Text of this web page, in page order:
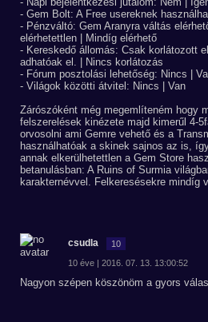
- Gem Bolt: A Free usereknek
- Pénzváltó: Gem Aranyra váltás
elérhetettlen | Mindíg elérhető
- Kereskedő állomás: Csak korlátozott
adhatóak el. | Nincs korlátozás
- Fórum posztolási lehetőség: Nincs |
- Világok közötti átvitel: Nincs | Van
Zárószóként még megemlíteném hogy
felszerelések kinézete majd kimerűl 4-
orvosolni ami Gemre vehető és a
használhatóak a skinek sajnos az is,
annak elkerülhetettlen a Gem Store
betanulásban: A Ruins of Surmia
karakternévvel. Felkeresésekre mindíg
csudla 10
10 éve | 2016. 07. 13. 13:00:52
Nagyon szépen köszönöm a gyors